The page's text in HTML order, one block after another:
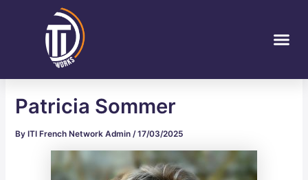
Patricia Sommer
By ITI French Network Admin/17/03/2025
navigation